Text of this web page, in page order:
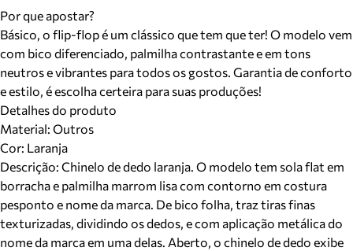
Por que apostar?
Básico, o flip-flop é um clássico que tem que ter! O modelo vem
com bico diferenciado, palmilha contrastante e em tons
neutros e vibrantes para todos os gostos. Garantia de conforto
e estilo, é escolha certeira para suas produções!
Detalhes do produto
Material: Outros
Cor: Laranja
Descrição: Chinelo de dedo laranja. O modelo tem sola flat em
borracha e palmilha marrom lisa com contorno em costura
pesponto e nome da marca. De bico folha, traz tiras finas
texturizadas, dividindo os dedos, e com aplicação metálica do
nome da marca em uma delas. Aberto, o chinelo de dedo exibe